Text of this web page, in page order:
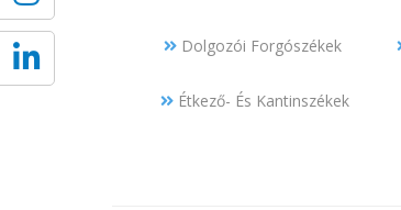
Dolgozói Forgószékek
Étkező- És Kantinszékek